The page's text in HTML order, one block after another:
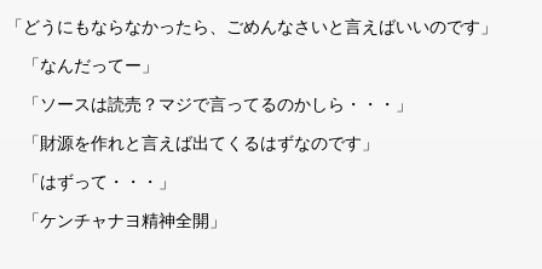
「どうにもならなかったら、ごめんなさいと言えばいいのです」
「なんだってー」
「ソースは読売？マジで言ってるのかしら・・・」
「財源を作れと言えば出てくるはずなのです」
「はずって・・・」
「ケンチャナヨ精神全開」